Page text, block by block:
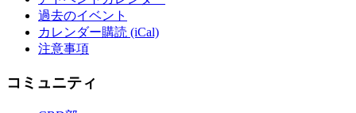
過去のイベント
カレンダー購読 (iCal)
注意事項
コミュニティ